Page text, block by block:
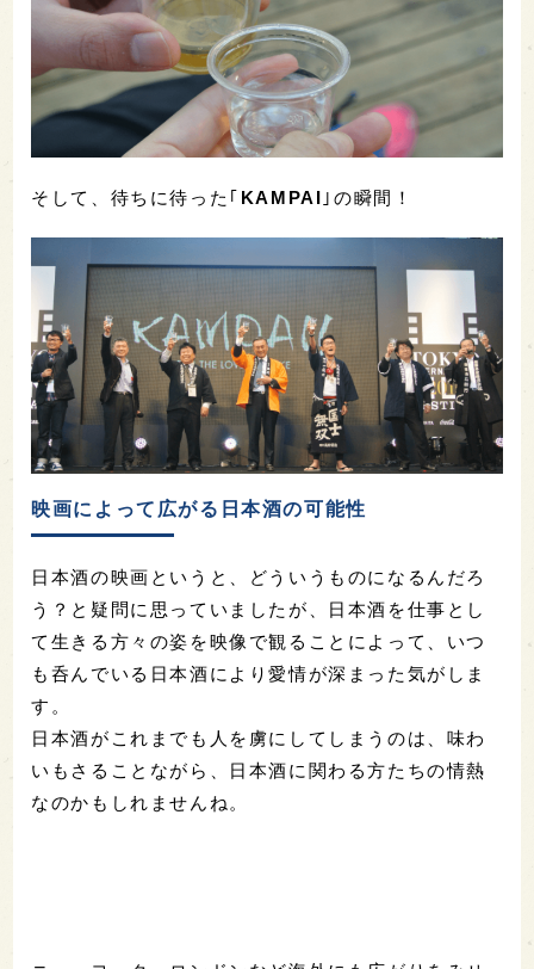
そして、待ちに待った｢ KAMPAI ｣の瞬間！
映画によって広がる日本酒の可能性
日本酒の映画というと、どういうものになるんだろ
う？と疑問に思っていましたが、日本酒を仕事とし
て生きる方々の姿を映像で観ることによって、いつ
も呑んでいる日本酒により愛情が深まった気がしま
す。
日本酒がこれまでも人を虜にしてしまうのは、味わ
いもさることながら、日本酒に関わる方たちの情熱
なのかもしれませんね。